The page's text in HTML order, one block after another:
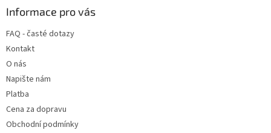
Informace pro vás
FAQ - časté dotazy
Kontakt
O nás
Napište nám
Platba
Cena za dopravu
Obchodní podmínky